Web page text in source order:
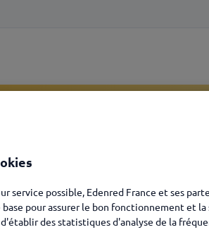
Kadéos -
service possible, Edenred France et ses
pour assurer le bon fonctionnement et
des statistiques d'analyse de la